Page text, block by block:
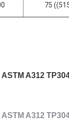
75
A312
A312